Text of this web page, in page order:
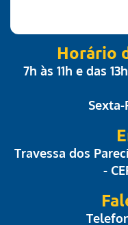
Horário
7h às 11h e das
Sexta-
Travessa dos
-